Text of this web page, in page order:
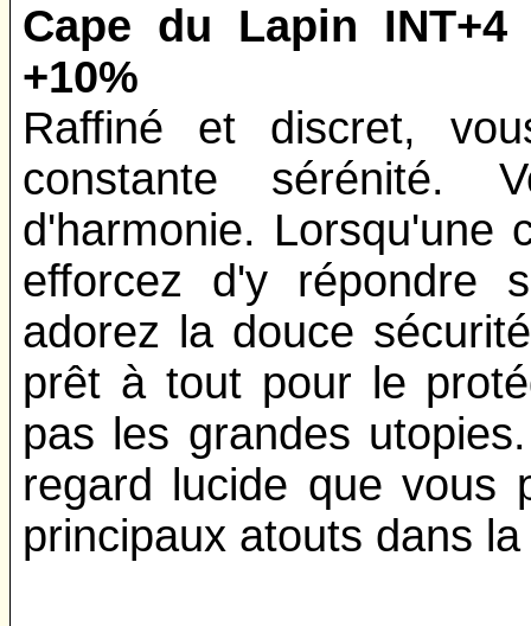
Cape du Lapin
+10%
Raffiné et discret,
constante
d'harmonie. Lorsqu'une
efforcez d'y répondre
adorez la douce
prêt à tout pour le
pas les grandes
regard lucide que vous
principaux atouts dans